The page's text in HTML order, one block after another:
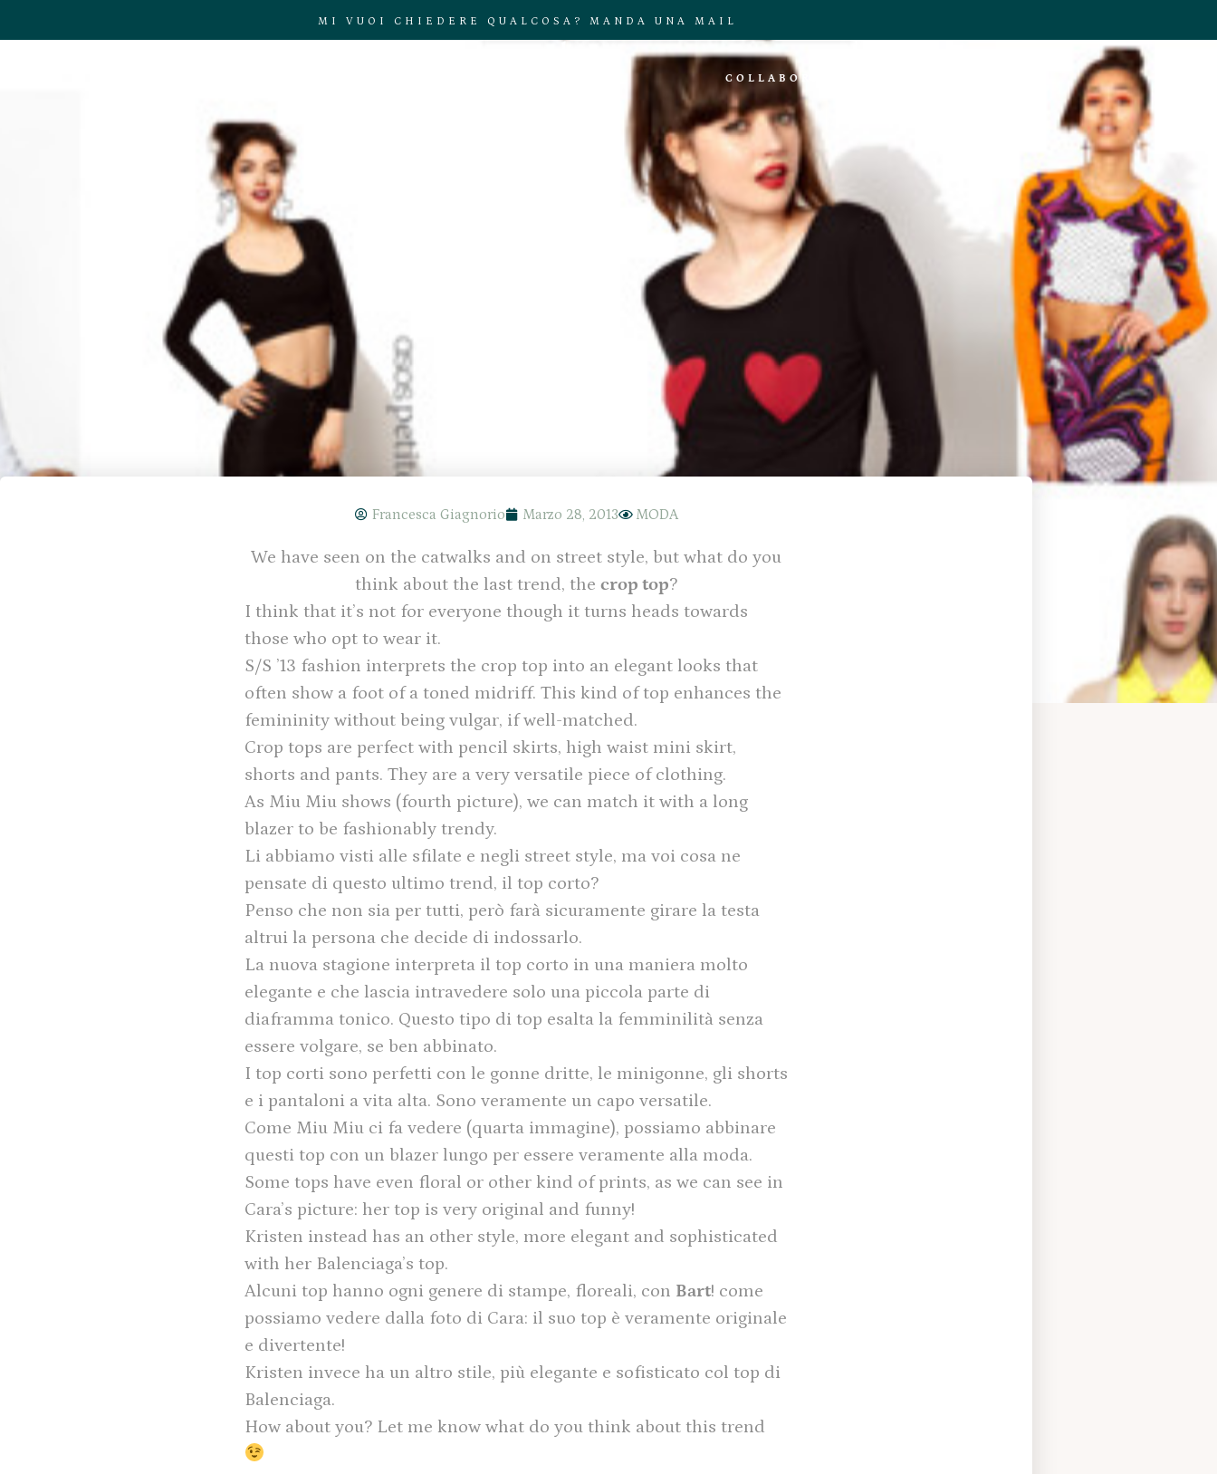
MI VUOI CHIEDERE QUALCOSA? MANDA UNA MAIL
COLLABORAZIONI
Francesca Giagnorio Marzo 28, 2013 MODA
We have seen on the catwalks and on street style, but what do you
think about the last trend, the crop top?
I think that it’s not for everyone though it turns heads towards
those who opt to wear it.
S/S ’13 fashion interprets the crop top into an elegant looks that
often show a foot of a toned midriff. This kind of top enhances the
femininity without being vulgar, if well-matched.
Crop tops are perfect with pencil skirts, high waist mini skirt,
shorts and pants. They are a very versatile piece of clothing.
As Miu Miu shows (fourth picture), we can match it with a long
blazer to be fashionably trendy.
Li abbiamo visti alle sfilate e negli street style, ma voi cosa ne
pensate di questo ultimo trend, il top corto?
Penso che non sia per tutti, però farà sicuramente girare la testa
altrui la persona che decide di indossarlo.
La nuova stagione interpreta il top corto in una maniera molto
elegante e che lascia intravedere solo una piccola parte di
diaframma tonico. Questo tipo di top esalta la femminilità senza
essere volgare, se ben abbinato.
I top corti sono perfetti con le gonne dritte, le minigonne, gli shorts
e i pantaloni a vita alta. Sono veramente un capo versatile.
Come Miu Miu ci fa vedere (quarta immagine), possiamo abbinare
questi top con un blazer lungo per essere veramente alla moda.
Some tops have even floral or other kind of prints, as we can see in
Cara’s picture: her top is very original and funny!
Kristen instead has an other style, more elegant and sophisticated
with her Balenciaga’s top.
Alcuni top hanno ogni genere di stampe, floreali, con Bart! come
possiamo vedere dalla foto di Cara: il suo top è veramente originale
e divertente!
Kristen invece ha un altro stile, più elegante e sofisticato col top di
Balenciaga.
How about you? Let me know what do you think about this trend